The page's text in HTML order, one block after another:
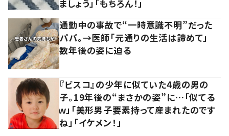
ましょう」「もちろん！」
通勤中の事故で“一時意識不明”だった
パパ。→医師「元通りの生活は諦めて」
数年後の姿に迫る
『ビスコ』の少年に似ていた4歳の男の
子。19年後の“まさかの姿”に…「似てる
ｗ」「美形男子要素持って産まれたのです
ね」「イケメン！」